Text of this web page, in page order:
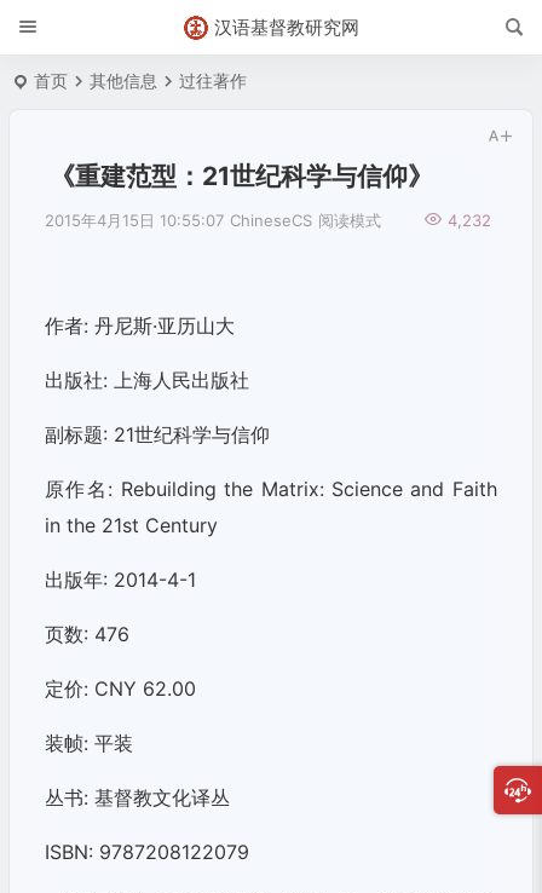
汉语基督教研究网
首页 其他信息 过往著作
《重建范型：21世纪科学与信仰》
2015年4月15日 10:55:07 ChineseCS 4,232
阅读模式
作者: 丹尼斯·亚历山大
出版社: 上海人民出版社
副标题: 21世纪科学与信仰
原作名: Rebuilding the Matrix: Science and Faith
in the 21st Century
出版年: 2014-4-1
页数: 476
定价: CNY 62.00
装帧: 平装
丛书: 基督教文化译丛
ISBN: 9787208122079